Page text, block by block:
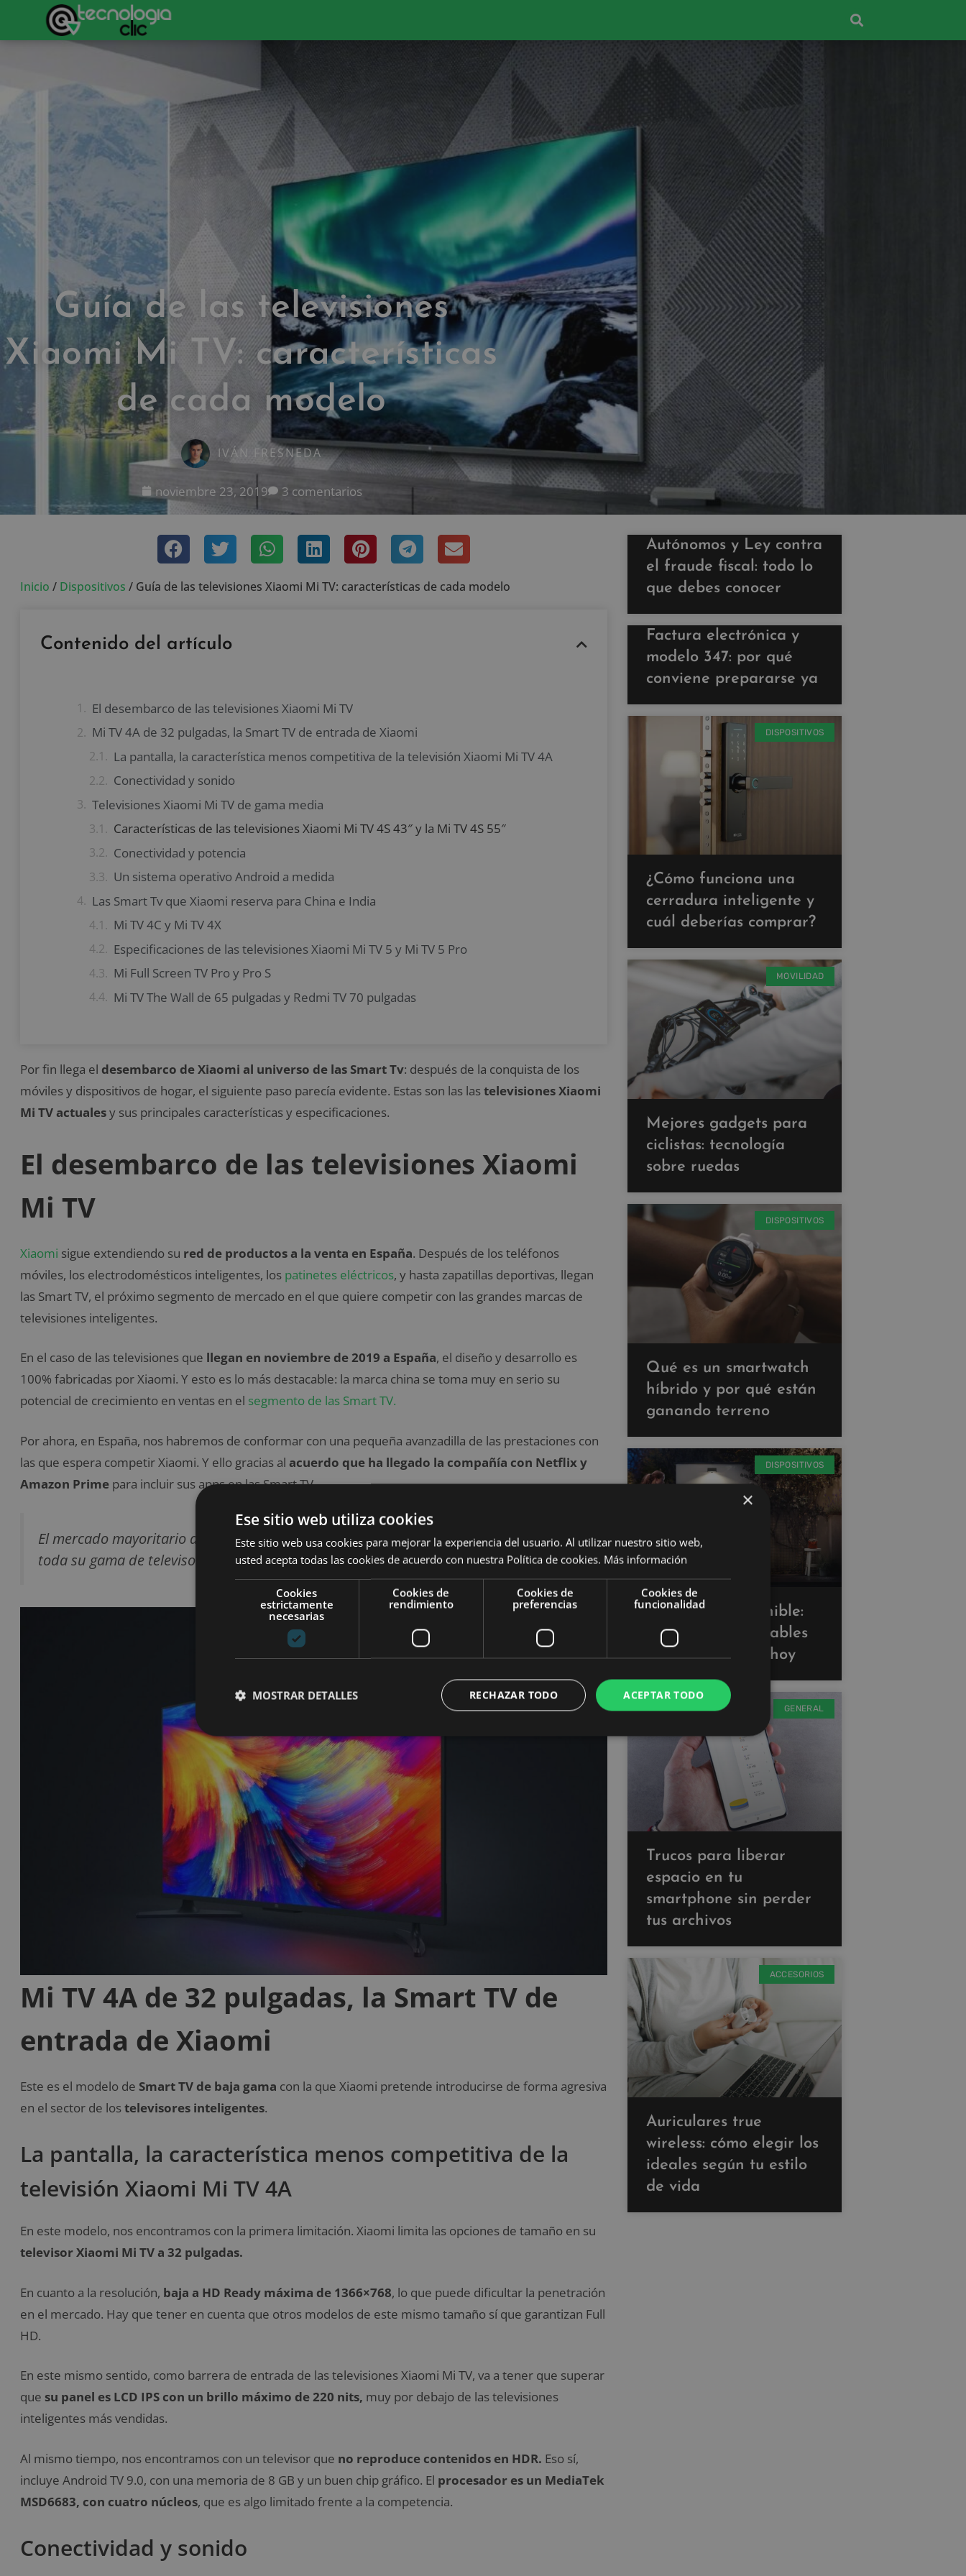
Guía de las televisiones
Xiaomi Mi TV: características
de cada modelo
IVÁN FRESNEDA
noviembre 23, 2019 3 comentarios
Inicio / Dispositivos / Guía de las televisiones Xiaomi Mi TV: características de cada modelo
Contenido del artículo
El desembarco de las televisiones Xiaomi Mi TV
Mi TV 4A de 32 pulgadas, la Smart TV de entrada de Xiaomi
La pantalla, la característica menos competitiva de la televisión Xiaomi Mi TV 4A
Conectividad y sonido
Televisiones Xiaomi Mi TV de gama media
Características de las televisiones Xiaomi Mi TV 4S 43″ y la Mi TV 4S 55″
Conectividad y potencia
Un sistema operativo Android a medida
Las Smart Tv que Xiaomi reserva para China e India
Mi TV 4C y Mi TV 4X
Especificaciones de las televisiones Xiaomi Mi TV 5 y Mi TV 5 Pro
Mi Full Screen TV Pro y Pro S
Mi TV The Wall de 65 pulgadas y Redmi TV 70 pulgadas
Por fin llega el desembarco de Xiaomi al universo de las Smart Tv: después de la conquista de los
móviles y dispositivos de hogar, el siguiente paso parecía evidente. Estas son las lastelevisiones Xiaomi
Mi TV actualesy sus principales características y especificaciones.
El desembarco de las televisiones Xiaomi
Mi TV
Xiaomi sigue extendiendo su red de productos a la venta en España. Después de los teléfonos
móviles, los electrodomésticos inteligentes, los patinetes eléctricos, y hasta zapatillas deportivas, llegan
las Smart TV, el próximo segmento de mercado en el que quiere competir con las grandes marcas de
televisiones inteligentes.
En el caso de las televisiones que llegan en noviembre de 2019 a España, el diseño y desarrollo es
100% fabricadas por Xiaomi. Y esto es lo más destacable: la marca china se toma muy en serio su
potencial de crecimiento en ventas en el segmento de las Smart TV.
Por ahora, en España, nos habremos de conformar con una pequeña avanzadilla de las prestaciones con
las que espera competir Xiaomi. Y ello gracias al acuerdo que ha llegado la compañía con Netflix y
Amazon Prime para incluir sus apps en las Smart TV.
El mercado mayoritario de Xiaomi se centra en China e India, donde ha desplegado
toda su gama de televisores inteligentes.
Mi TV 4A de 32 pulgadas, la Smart TV de
entrada de Xiaomi
Este es el modelo de Smart TV de baja gama con la que Xiaomi pretende introducirse de forma agresiva
en el sector de lostelevisores inteligentes.
La pantalla, la característica menos competitiva de la
televisión Xiaomi Mi TV 4A
En este modelo, nos encontramos con la primera limitación. Xiaomi limita las opciones de tamaño en su
televisor Xiaomi Mi TV a 32 pulgadas.
En cuanto a la resolución, baja a HD Ready máxima de 1366×768, lo que puede dificultar la penetración
en el mercado. Hay que tener en cuenta que otros modelos de este mismo tamaño sí que garantizan Full
HD.
En este mismo sentido, como barrera de entrada de las televisiones Xiaomi Mi TV, va a tener que superar
que su panel es LCD IPS con un brillo máximo de 220 nits, muy por debajo de las televisiones
inteligentes más vendidas.
Al mismo tiempo, nos encontramos con un televisor que no reproduce contenidos en HDR. Eso sí,
incluye Android TV 9.0, con una memoria de 8 GB y un buen chip gráfico. El procesador es un MediaTek
MSD6683, con cuatro núcleos, que es algo limitado frente a la competencia.
Conectividad y sonido
Autónomos y Ley contra
el fraude fiscal: todo lo
que debes conocer
Factura electrónica y
modelo 347: por qué
conviene prepararse ya
DISPOSITIVOS
¿Cómo funciona una
cerradura inteligente y
cuál deberías comprar?
MOVILIDAD
Mejores gadgets para
ciclistas: tecnología
sobre ruedas
DISPOSITIVOS
Qué es un smartwatch
híbrido y por qué están
ganando terreno
DISPOSITIVOS
Tecnología sostenible:
gadgets ecoamigables
que puedes usar hoy
GENERAL
Trucos para liberar
espacio en tu
smartphone sin perder
tus archivos
ACCESORIOS
Auriculares true
wireless: cómo elegir los
ideales según tu estilo
de vida
×
Ese sitio web utiliza cookies
Este sitio web usa cookies para mejorar la experiencia del usuario. Al utilizar nuestro sitio web,
usted acepta todas las cookies de acuerdo con nuestra Política de cookies. Más información
Cookies
estrictamente
necesarias
Cookies de
rendimiento
Cookies de
preferencias
Cookies de
funcionalidad
ACEPTAR TODO
RECHAZAR TODO
MOSTRAR DETALLES